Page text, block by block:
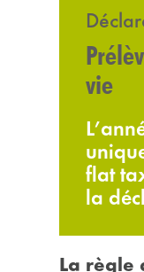
vie
flat
la
La règle